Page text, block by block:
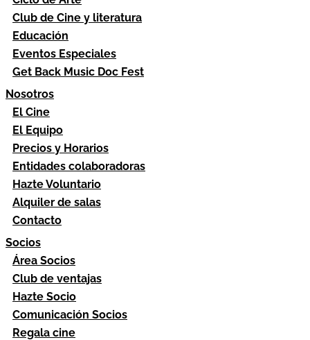
Club de Cine y literatura
Educación
Eventos Especiales
Get Back Music Doc Fest
Nosotros
El Cine
El Equipo
Precios y Horarios
Entidades colaboradoras
Hazte Voluntario
Alquiler de salas
Contacto
Socios
Área Socios
Club de ventajas
Hazte Socio
Comunicación Socios
Regala cine